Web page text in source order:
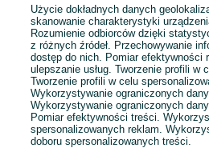
E-mail
Hasło
Użycie dokładnych danych
skanowanie charakterystyki
Rozumienie odbiorców dzięki
z różnych źródeł. Przechowywanie
dostęp do nich. Pomiar efektywności
ulepszanie usług. Tworzenie profili w
Tworzenie profili w celu
Wykorzystywanie ograniczonych
Wykorzystywanie ograniczonych
Pomiar efektywności treści.
spersonalizowanych reklam.
doboru spersonalizowanych treści.